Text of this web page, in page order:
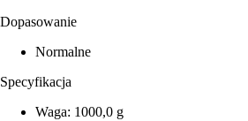
Dopasowanie
Normalne
Specyfikacja
Waga: 1000,0 g